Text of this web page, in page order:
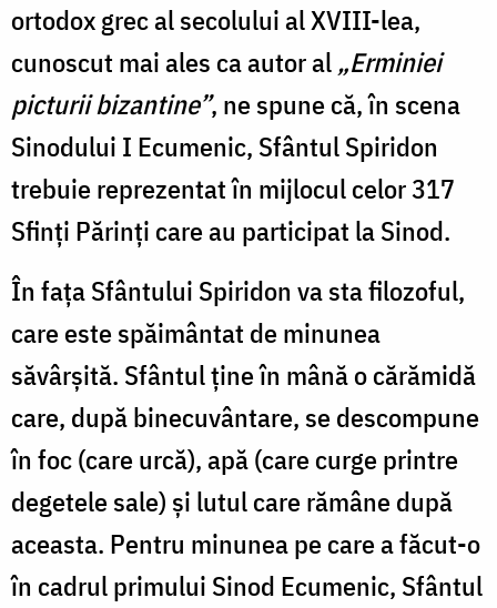
ortodox grec al secolului al XVIII-lea,
cunoscut mai ales ca autor al „Erminiei
picturii bizantine”, ne spune că, în scena
Sinodului I Ecumenic, Sfântul Spiridon
trebuie reprezentat în mijlocul celor 317
Sfinți Părinți care au participat la Sinod.
În fața Sfântului Spiridon va sta filozoful,
care este spăimântat de minunea
săvârșită. Sfântul ține în mână o cărămidă
care, după binecuvântare, se descompune
în foc (care urcă), apă (care curge printre
degetele sale) și lutul care rămâne după
aceasta. Pentru minunea pe care a făcut-o
în cadrul primului Sinod Ecumenic, Sfântul